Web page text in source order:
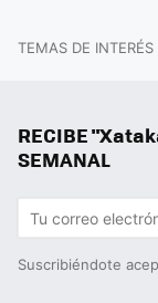
TEMAS DE INTERÉS
RECIBE
SEMANAL
Suscribiéndote